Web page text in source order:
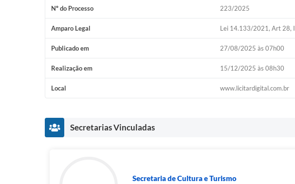
Nº do Processo 223/2025
Amparo Legal Lei 14.133/2021, Art 28, I
Publicado em 27/08/2025 às 07h00
Realização em 15/12/2025 às 08h30
Local www.licitardigital.com.br
Secretarias Vinculadas
Secretaria de Cultura e Turismo